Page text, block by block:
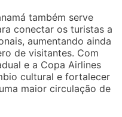
também serve
conectar os turistas a
aumentando ainda
de visitantes. Com
e a Copa Airlines
cultural e fortalecer
maior circulação de